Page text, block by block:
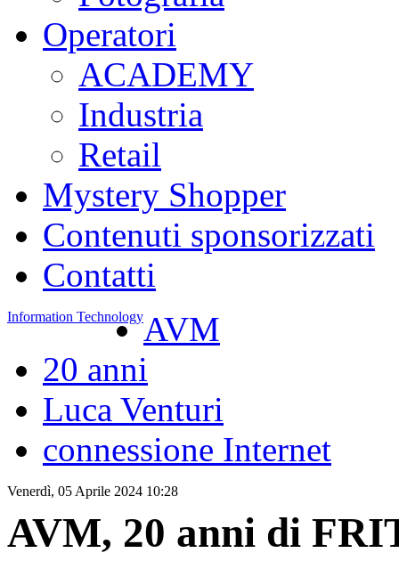
Operatori
ACADEMY
Industria
Retail
Mystery Shopper
Contenuti sponsorizzati
Contatti
Information TechnologyAVM
20 anni
Luca Venturi
connessione Internet
Venerdì, 05 Aprile 2024 10:28
AVM, 20 anni di